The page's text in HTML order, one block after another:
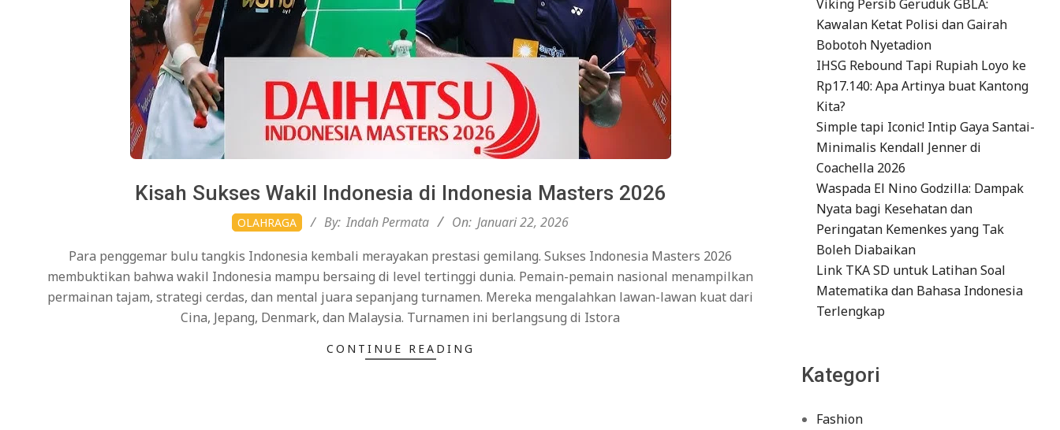
Kisah Sukses Wakil Indonesia di Indonesia Masters 2026
OLAHRAGA By: Indah Permata On: Januari 22, 2026
Para penggemar bulu tangkis Indonesia kembali merayakan prestasi gemilang. Sukses Indonesia Masters 2026
membuktikan bahwa wakil Indonesia mampu bersaing di level tertinggi dunia. Pemain-pemain nasional menampilkan
permainan tajam, strategi cerdas, dan mental juara sepanjang turnamen. Mereka mengalahkan lawan-lawan kuat dari
Cina, Jepang, Denmark, dan Malaysia. Turnamen ini berlangsung di Istora
CONTINUE READING
Viking Persib Geruduk GBLA:
Kawalan Ketat Polisi dan Gairah
Bobotoh Nyetadion
IHSG Rebound Tapi Rupiah Loyo ke
Rp17.140: Apa Artinya buat Kantong
Kita?
Simple tapi Iconic! Intip Gaya Santai-
Minimalis Kendall Jenner di
Coachella 2026
Waspada El Nino Godzilla: Dampak
Nyata bagi Kesehatan dan
Peringatan Kemenkes yang Tak
Boleh Diabaikan
Link TKA SD untuk Latihan Soal
Matematika dan Bahasa Indonesia
Terlengkap
Kategori
Fashion